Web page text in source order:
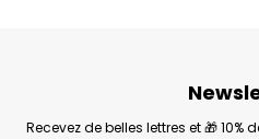
Recevez de belles lettres et 🎁